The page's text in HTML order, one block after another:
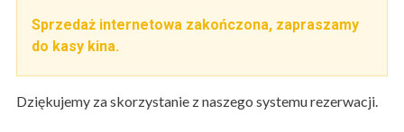
Sprzedaż internetowa zakończona, zapraszamy
do kasy kina.
Dziękujemy za skorzystanie z naszego systemu rezerwacji.